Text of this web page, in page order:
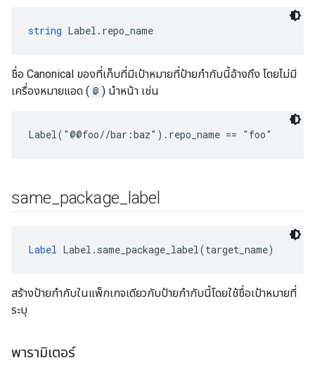
string Label.repo_name
ชื่อ Canonical ของที่เก็บที่มีเป้าหมายที่ป้ายกำกับนี้อ้างถึง โดยไม่มี
เครื่องหมายแอด ( @ ) นำหน้า เช่น
Label("@@foo//bar:baz").repo_name == "foo"
same package label
Label Label.same_package_label(target_name)
สร้างป้ายกำกับในแพ็กเกจเดียวกับป้ายกำกับนี้โดยใช้ชื่อเป้าหมายที่
ระบุ
พารามิเตอร์